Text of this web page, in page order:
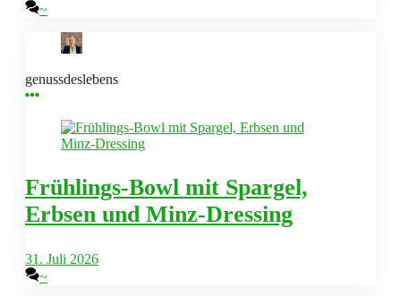
~
genussdeslebens
Frühlings-Bowl mit Spargel,
Erbsen und Minz-Dressing
31. Juli 2026
~